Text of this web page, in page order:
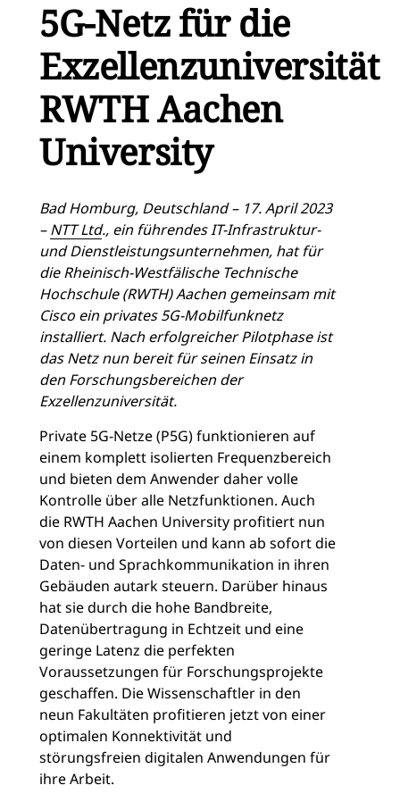
5G-Netz für die
Exzellenzuniversität
RWTH Aachen
University
Bad Homburg, Deutschland – 17. April 2023
–NTT Ltd., ein führendes IT-Infrastruktur-
und Dienstleistungsunternehmen, hat für
die Rheinisch-Westfälische Technische
Hochschule (RWTH) Aachen gemeinsam mit
Cisco ein privates 5G-Mobilfunknetz
installiert. Nach erfolgreicher Pilotphase ist
das Netz nun bereit für seinen Einsatz in
den Forschungsbereichen der
Exzellenzuniversität.
Private 5G-Netze (P5G) funktionieren auf
einem komplett isolierten Frequenzbereich
und bieten dem Anwender daher volle
Kontrolle über alle Netzfunktionen. Auch
die RWTH Aachen University profitiert nun
von diesen Vorteilen und kann ab sofort die
Daten- und Sprachkommunikation in ihren
Gebäuden autark steuern. Darüber hinaus
hat sie durch die hohe Bandbreite,
Datenübertragung in Echtzeit und eine
geringe Latenz die perfekten
Voraussetzungen für Forschungsprojekte
geschaffen. Die Wissenschaftler in den
neun Fakultäten profitieren jetzt von einer
optimalen Konnektivität und
störungsfreien digitalen Anwendungen für
ihre Arbeit.